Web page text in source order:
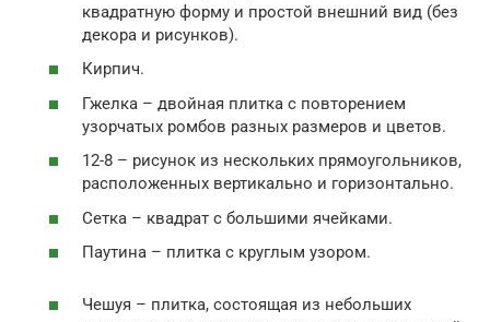
квадратную форму и простой внешний вид (без
декора и рисунков).
Кирпич.
Гжелка – двойная плитка с повторением
узорчатых ромбов разных размеров и цветов.
12-8 – рисунок из нескольких прямоугольников,
расположенных вертикально и горизонтально.
Сетка – квадрат с большими ячейками.
Паутина – плитка с круглым узором.
Чешуя – плитка, состоящая из небольших